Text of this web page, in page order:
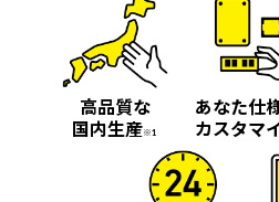
高品質な
国内生産※1
あなた仕
カスタマ